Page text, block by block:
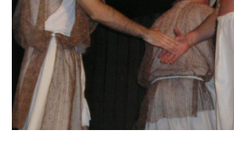
VIDEOZÁZNAMY Z HER
FOTOALBUM
ČLENOVÉ - SOUČASNOST